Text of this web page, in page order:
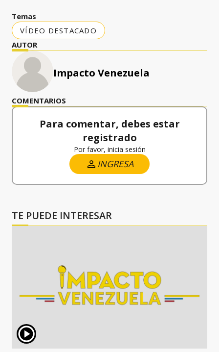
Temas
VÍDEO DESTACADO
AUTOR
Impacto Venezuela
COMENTARIOS
Para comentar, debes estar
registrado
Por favor, inicia sesión
INGRESA
TE PUEDE INTERESAR